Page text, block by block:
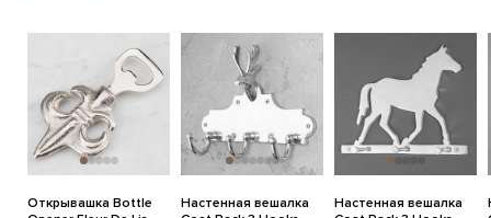
Открывашка Bottle
Настенная вешалка
Настенная вешалка